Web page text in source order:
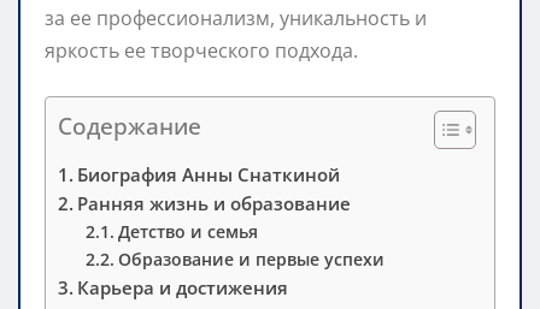
за ее профессионализм, уникальность и
яркость ее творческого подхода.
Содержание
Биография Анны Снаткиной
Ранняя жизнь и образование
Детство и семья
Образование и первые успехи
Карьера и достижения